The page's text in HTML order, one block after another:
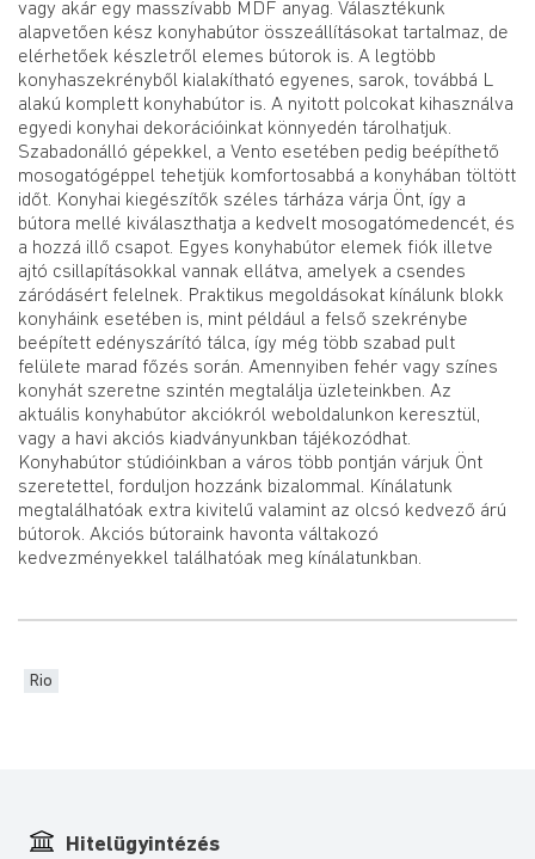
vagy akár egy masszívabb MDF anyag. Választékunk
alapvetően kész konyhabútor összeállításokat tartalmaz, de
elérhetőek készletről elemes bútorok is. A legtöbb
konyhaszekrényből kialakítható egyenes, sarok, továbbá L
alakú komplett konyhabútor is. A nyitott polcokat kihasználva
egyedi konyhai dekorációinkat könnyedén tárolhatjuk.
Szabadonálló gépekkel, a Vento esetében pedig beépíthető
mosogatógéppel tehetjük komfortosabbá a konyhában töltött
időt. Konyhai kiegészítők széles tárháza várja Önt, így a
bútora mellé kiválaszthatja a kedvelt mosogatómedencét, és
a hozzá illő csapot. Egyes konyhabútor elemek fiók illetve
ajtó csillapításokkal vannak ellátva, amelyek a csendes
záródásért felelnek. Praktikus megoldásokat kínálunk blokk
konyháink esetében is, mint például a felső szekrénybe
beépített edényszárító tálca, így még több szabad pult
felülete marad főzés során. Amennyiben fehér vagy színes
konyhát szeretne szintén megtalálja üzleteinkben. Az
aktuális konyhabútor akciókról weboldalunkon keresztül,
vagy a havi akciós kiadványunkban tájékozódhat.
Konyhabútor stúdióinkban a város több pontján várjuk Önt
szeretettel, forduljon hozzánk bizalommal. Kínálatunk
megtalálhatóak extra kivitelű valamint az olcsó kedvező árú
bútorok. Akciós bútoraink havonta váltakozó
kedvezményekkel találhatóak meg kínálatunkban.
Rio
Hitelügyintézés